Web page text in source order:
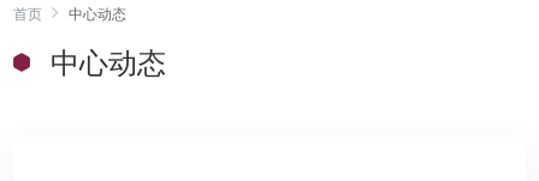
首页 中心动态
中心动态